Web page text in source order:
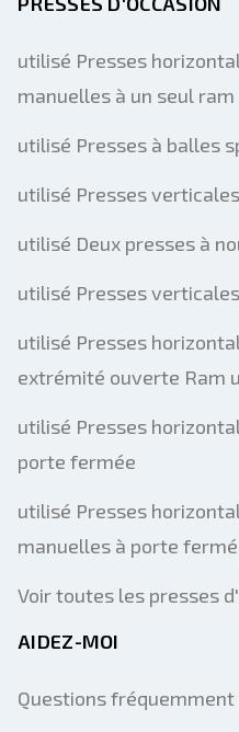
utilisé Presses
manuelles à un seul ram
utilisé Presses à balles
utilisé Presses verticales
utilisé Deux presses à
utilisé Presses
utilisé Presses
extrémité ouverte Ram
utilisé Presses
porte fermée
utilisé Presses
manuelles à porte
Voir toutes les presses
AIDEZ-MOI
Questions fréquemment